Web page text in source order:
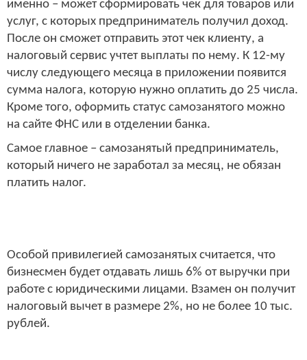
именно – может сформировать чек для товаров или
услуг, с которых предприниматель получил доход.
После он сможет отправить этот чек клиенту, а
налоговый сервис учтет выплаты по нему. К 12-му
числу следующего месяца в приложении появится
сумма налога, которую нужно оплатить до 25 числа.
Кроме того, оформить статус самозанятого можно
на сайте ФНС или в отделении банка.
Самое главное – самозанятый предприниматель,
который ничего не заработал за месяц, не обязан
платить налог.
Особой привилегией самозанятых считается, что
бизнесмен будет отдавать лишь 6% от выручки при
работе с юридическими лицами. Взамен он получит
налоговый вычет в размере 2%, но не более 10 тыс.
рублей.